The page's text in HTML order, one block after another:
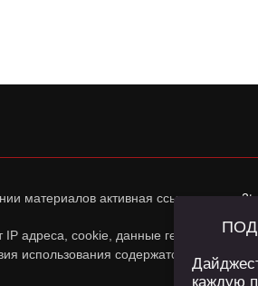
материалов активная ссылка на
IP адреса, cookie, данные геолокации
использования содержатся в
каждую